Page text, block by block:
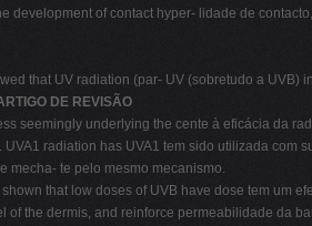
development of contact hyper- lidade de
that UV radiation (par- UV (sobretudo a
DE REVISÃO
seemingly underlying the cente à eficácia da
radiation has UVA1 tem sido utilizada
mecha- te pelo mesmo mecanismo.
that low doses of UVB have dose tem um
the dermis, and reinforce permeabilidade da